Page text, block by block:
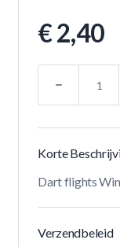
€ 2,40
Korte
Dart flights
Verzendbeleid